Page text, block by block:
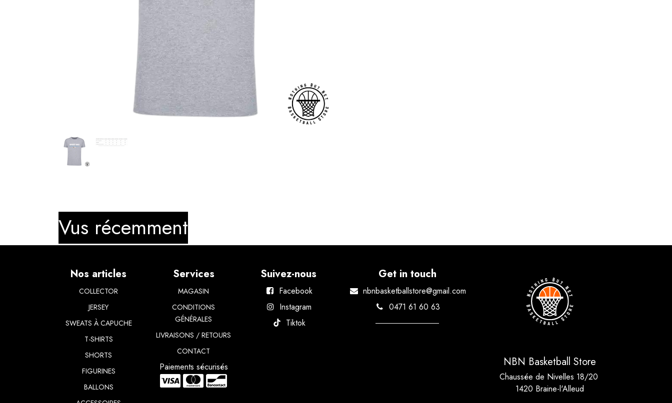
Vus récemment
Nos articles
COLLECTOR
JERSEY
SWEATS À CAPUCHE
T-SHIRTS
​SHORTS
FIGURINES
BALLONS
Services
MAGASIN
CONDITIONS
GÉNÉRALES
LIVRAISONS / RETOURS
CONTACT
Paiements sécurisés
Suivez-nous
Facebook
Instagram
Tiktok
Get in touch
nbnbasketballstore@gmail.com
0471 61 60 63
NBN Basketball Store
Chaussée de Nivelles 18/20
1420 Braine-l'Alleud